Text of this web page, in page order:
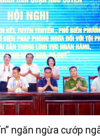
ngăn ngừa cướp